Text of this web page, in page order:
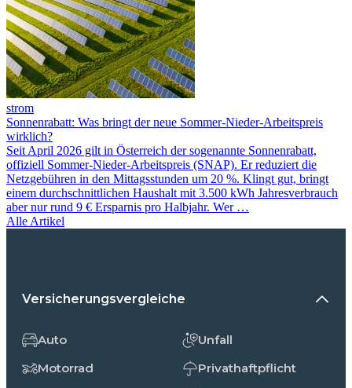
strom
Sonnenrabatt: Was bringt der neue Sommer-Nieder-Arbeitspreis
wirklich?
Seit April 2026 gilt in Österreich der sogenannte Sonnenrabatt,
offiziell Sommer-Nieder-Arbeitspreis (SNAP). Er reduziert die
Netzgebühren in den Mittagsstunden um 20 %. Klingt gut, bringt
einem durchschnittlichen Haushalt mit 3.500 kWh Jahresverbrauch
aber nur rund 9 € Ersparnis pro Halbjahr. Wer …
Alle Artikel
Versicherungsvergleiche
Auto
Motorrad
Unfall
Privathaftpflicht